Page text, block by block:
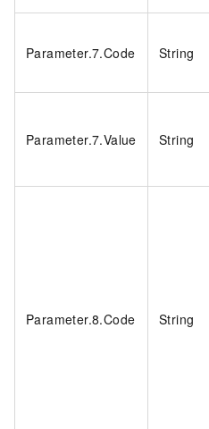
Parameter.7.Code String
Parameter.7.Value String
Parameter.8.Code String